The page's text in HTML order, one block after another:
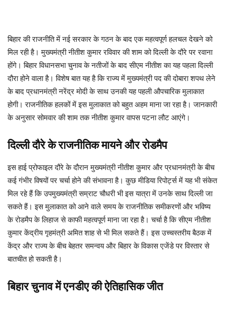
बिहार की राजनीति में नई सरकार के गठन के बाद एक महत्वपूर्ण हलचल देखने को
मिल रही है। मुख्यमंत्री नीतीश कुमार रविवार की शाम को दिल्ली के दौरे पर रवाना
होंगे। बिहार विधानसभा चुनाव के नतीजों के बाद सीएम नीतीश का यह पहला दिल्ली
दौरा होने वाला है। विशेष बात यह है कि राज्य में मुख्यमंत्री पद की दोबारा शपथ लेने
के बाद प्रधानमंत्री नरेंद्र मोदी के साथ उनकी यह पहली औपचारिक मुलाकात
होगी। राजनीतिक हलकों में इस मुलाकात को बहुत अहम माना जा रहा है। जानकारी
के अनुसार सोमवार की शाम तक नीतीश कुमार वापस पटना लौट आएंगे।
दिल्ली दौरे के राजनीतिक मायने और रोडमैप
इस हाई प्रोफाइल दौरे के दौरान मुख्यमंत्री नीतीश कुमार और प्रधानमंत्री के बीच
कई गंभीर विषयों पर चर्चा होने की संभावना है। कुछ मीडिया रिपोर्ट्स में यह भी संकेत
मिल रहे हैं कि उपमुख्यमंत्री सम्राट चौधरी भी इस यात्रा में उनके साथ दिल्ली जा
सकते हैं। इस मुलाकात को आने वाले समय के राजनीतिक समीकरणों और भविष्य
के रोडमैप के लिहाज से काफी महत्वपूर्ण माना जा रहा है। चर्चा है कि सीएम नीतीश
कुमार केंद्रीय गृहमंत्री अमित शाह से भी मिल सकते हैं। इस उच्चस्तरीय बैठक में
केंद्र और राज्य के बीच बेहतर समन्वय और बिहार के विकास एजेंडे पर विस्तार से
बातचीत हो सकती है।
बिहार चुनाव में एनडीए की ऐतिहासिक जीत